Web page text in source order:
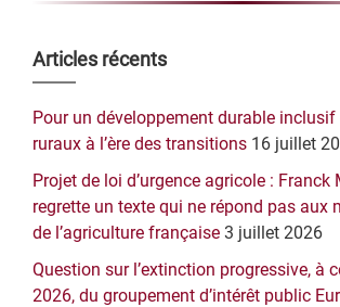
Barre
latérale
principale
Articles récents
Pour un développement durable
ruraux à l’ère des transitions 16 juillet
Projet de loi d’urgence agricole : Franck
regrette un texte qui ne répond pas aux
de l’agriculture française 3 juillet 2026
Question sur l’extinction progressive, à
2026, du groupement d’intérêt public